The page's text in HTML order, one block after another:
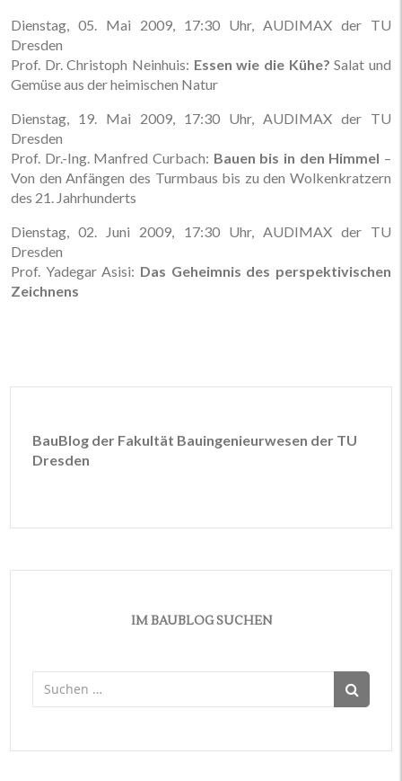
Dienstag, 05. Mai 2009, 17:30 Uhr, AUDIMAX der TU
Dresden
Prof. Dr. Christoph Neinhuis: Essen wie die Kühe? Salat und
Gemüse aus der heimischen Natur
Dienstag, 19. Mai 2009, 17:30 Uhr, AUDIMAX der TU
Dresden
Prof. Dr.-Ing. Manfred Curbach: Bauen bis in den Himmel –
Von den Anfängen des Turmbaus bis zu den Wolkenkratzern
des 21. Jahrhunderts
Dienstag, 02. Juni 2009, 17:30 Uhr, AUDIMAX der TU
Dresden
Prof. Yadegar Asisi: Das Geheimnis des perspektivischen
Zeichnens
BauBlog der Fakultät Bauingenieurwesen der TU
Dresden
IM BAUBLOG SUCHEN
Suchen
nach: